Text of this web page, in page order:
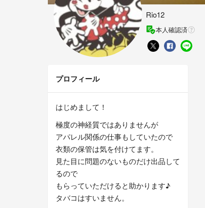
Rio12
本人確認済
プロフィール
はじめまして！
極度の神経質ではありませんが
アパレル関係の仕事もしていたので
衣類の保管は気を付けてます。
見た目に問題のないものだけ出品して
るので
もらっていただけると助かります♪
タバコはすいません。